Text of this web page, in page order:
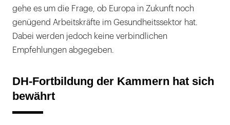
gehe es um die Frage, ob Europa in Zukunft noch
genügend Arbeitskräfte im Gesundheitssektor hat.
Dabei werden jedoch keine verbindlichen
Empfehlungen abgegeben.
DH-Fortbildung der Kammern hat sich
bewährt